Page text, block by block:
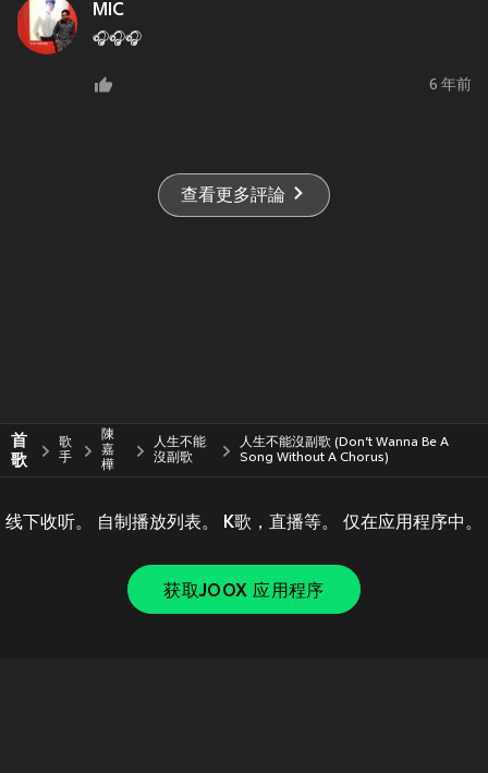
MIC
🎧🎧🎧
6 年前
查看更多評論
首
歌
歌
手
陳
嘉
樺
人生不能
沒副歌
人生不能沒副歌 (Don’t Wanna Be A
Song Without A Chorus)
线下收听。 自制播放列表。 K歌，直播等。 仅在应用程序中。
获取JOOX 应用程序